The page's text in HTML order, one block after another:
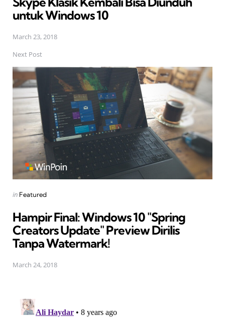
untuk Windows 10
March 23, 2018
Next Post
Posted
in Featured
Hampir Final: Windows 10 "Spring
Creators Update" Preview Dirilis
Tanpa Watermark!
March 24, 2018